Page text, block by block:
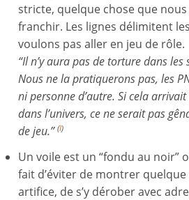
stricte, quelque chose que
franchir. Les lignes délimitent
voulons pas aller en jeu de rôle.
“Il n’y aura pas de torture dans
Nous ne la pratiquerons pas, les
ni personne d’autre. Si cela
dans l’univers, ce ne serait pas
de jeu.” (I)
Un voile est un “fondu au noir”
fait d’éviter de montrer
artifice, de s’y dérober avec